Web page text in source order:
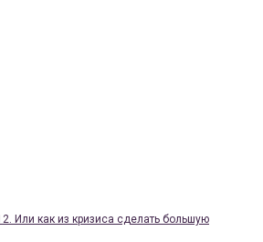
Или как из кризиса сделать большую